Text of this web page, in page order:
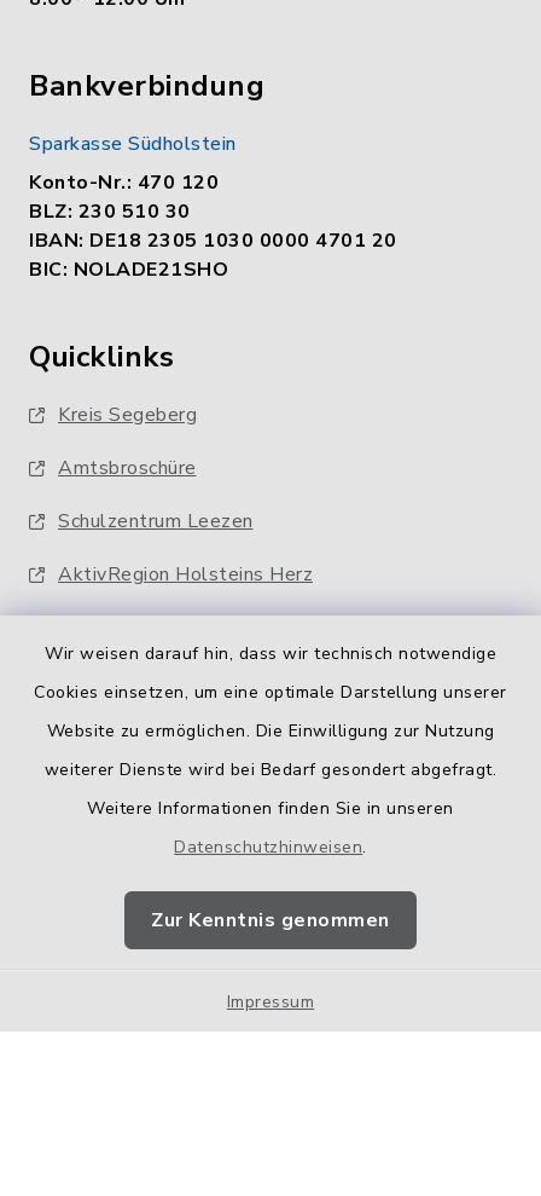
Wir weisen darauf hin, dass wir technisch notwendige
Cookies einsetzen, um eine optimale Darstellung unserer
Website zu ermöglichen. Die Einwilligung zur Nutzung
weiterer Dienste wird bei Bedarf gesondert abgefragt.
Weitere Informationen finden Sie in unseren
Datenschutzhinweisen.
Zur Kenntnis genommen
Impressum
Bankverbindung
Sparkasse Südholstein
Konto-Nr.: 470 120
BLZ: 230 510 30
IBAN: DE18 2305 1030 0000 4701 20
BIC: NOLADE21SHO
Quicklinks
Kreis Segeberg
Amtsbroschüre
Schulzentrum Leezen
AktivRegion Holsteins Herz
Barrierefreiheit
Impressum
Sitemap